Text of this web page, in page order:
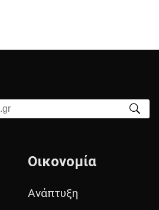
Οικονομία
Ανάπτυξη